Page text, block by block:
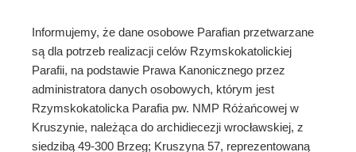
Informujemy, że dane osobowe Parafian przetwarzane
są dla potrzeb realizacji celów Rzymskokatolickiej
Parafii, na podstawie Prawa Kanonicznego przez
administratora danych osobowych, którym jest
Rzymskokatolicka Parafia pw. NMP Różańcowej w
Kruszynie, należąca do archidiecezji wrocławskiej, z
siedzibą 49-300 Brzeg; Kruszyna 57, reprezentowaną